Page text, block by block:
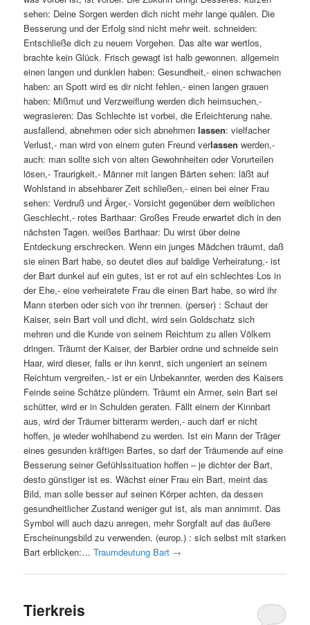
sehen: Deine Sorgen werden dich nicht mehr lange quälen. Die
Besserung und der Erfolg sind nicht mehr weit. schneiden:
Entschließe dich zu neuem Vorgehen. Das alte war wertlos,
brachte kein Glück. Frisch gewagt ist halb gewonnen. allgemein
einen langen und dunklen haben: Gesundheit,- einen schwachen
haben: an Spott wird es dir nicht fehlen,- einen langen grauen
haben: Mißmut und Verzweiflung werden dich heimsuchen,-
wegrasieren: Das Schlechte ist vorbei, die Erleichterung nahe.
ausfallend, abnehmen oder sich abnehmenlassen: vielfacher
Verlust,- man wird von einem guten Freund verlassen werden,-
auch: man sollte sich von alten Gewohnheiten oder Vorurteilen
lösen,- Traurigkeit,- Männer mit langen Bärten sehen: läßt auf
Wohlstand in absehbarer Zeit schließen,- einen bei einer Frau
sehen: Verdruß und Ärger,- Vorsicht gegenüber dem weiblichen
Geschlecht,- rotes Barthaar: Großes Freude erwartet dich in den
nächsten Tagen. weißes Barthaar: Du wirst über deine
Entdeckung erschrecken. Wenn ein junges Mädchen träumt, daß
sie einen Bart habe, so deutet dies auf baldige Verheiratung,- ist
der Bart dunkel auf ein gutes, ist er rot auf ein schlechtes Los in
der Ehe,- eine verheiratete Frau die einen Bart habe, so wird ihr
Mann sterben oder sich von ihr trennen. (perser) : Schaut der
Kaiser, sein Bart voll und dicht, wird sein Goldschatz sich
mehren und die Kunde von seinem Reichtum zu allen Völkern
dringen. Träumt der Kaiser, der Barbier ordne und schneide sein
Haar, wird dieser, falls er ihn kennt, sich ungeniert an seinem
Reichtum vergreifen,- ist er ein Unbekannter, werden des Kaisers
Feinde seine Schätze plündern. Träumt ein Armer, sein Bart sei
schütter, wird er in Schulden geraten. Fällt einem der Kinnbart
aus, wird der Träumer bitterarm werden,- auch darf er nicht
hoffen, je wieder wohlhabend zu werden. Ist ein Mann der Träger
eines gesunden kräftigen Bartes, so darf der Träumende auf eine
Besserung seiner Gefühlssituation hoffen – je dichter der Bart,
desto günstiger ist es. Wächst einer Frau ein Bart, meint das
Bild, man solle besser auf seinen Körper achten, da dessen
gesundheitlicher Zustand weniger gut ist, als man annimmt. Das
Symbol will auch dazu anregen, mehr Sorgfalt auf das äußere
Erscheinungsbild zu verwenden. (europ.) : sich selbst mit starken
Bart erblicken:…Traumdeutung Bart →
Tierkreis